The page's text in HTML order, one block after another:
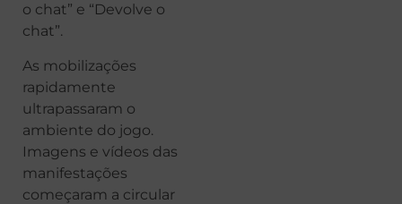
o chat” e “Devolve o
chat”.
As mobilizações
rapidamente
ultrapassaram o
ambiente do jogo.
Imagens e vídeos das
manifestações
começaram a circular